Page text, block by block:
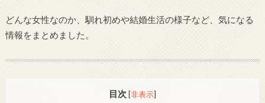
どんな女性なのか、馴れ初めや結婚生活の様子など、気になる
情報をまとめました。
目次 [非表示]